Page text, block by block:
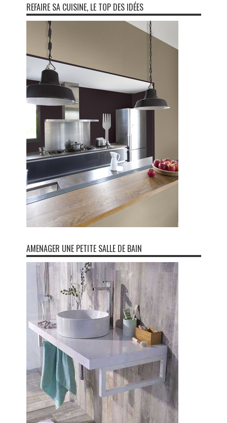
REFAIRE SA CUISINE, LE TOP DES IDÉES
AMENAGER UNE PETITE SALLE DE BAIN